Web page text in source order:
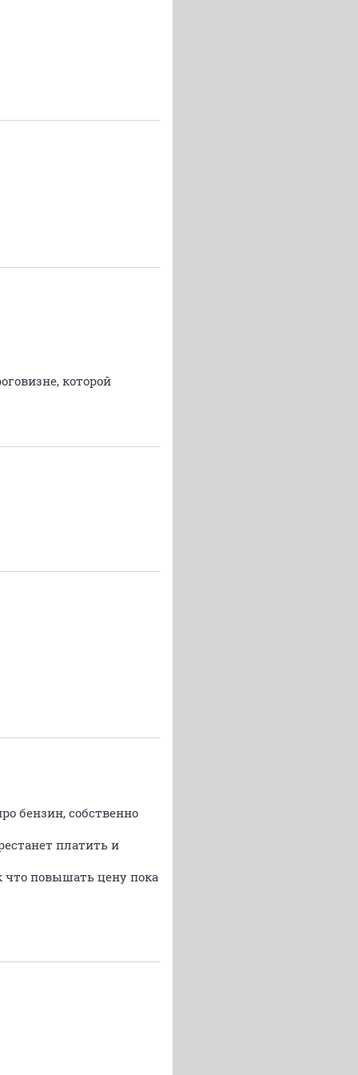
которой
бензин, собственно
платить и
что повышать цену пока